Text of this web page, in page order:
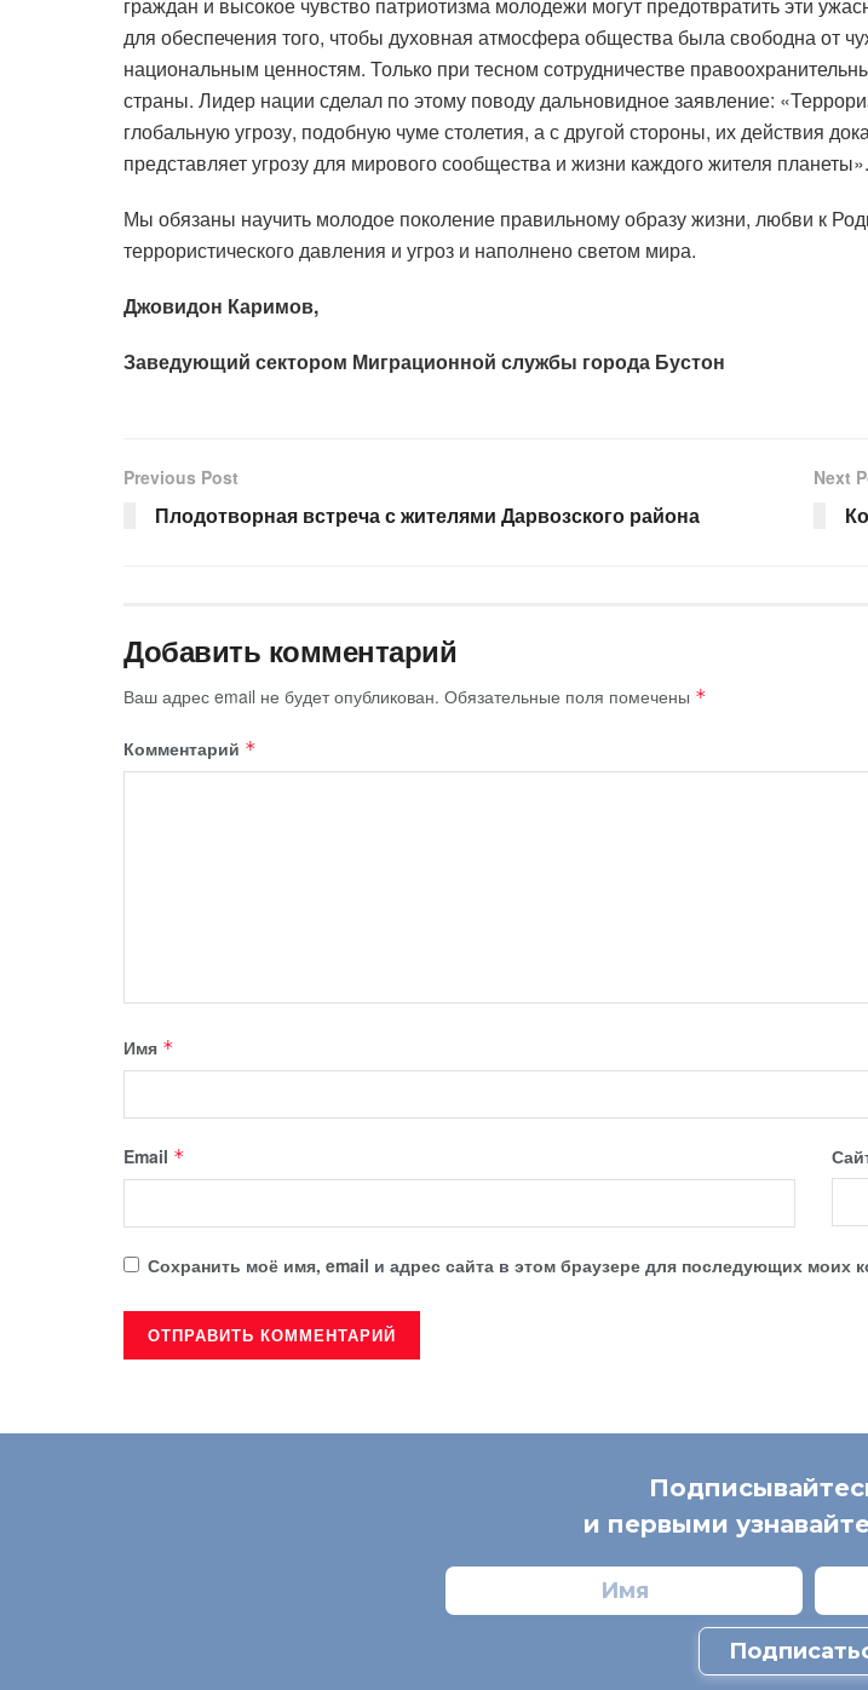
для обеспечения того, чтобы духовная атмосфера общества была свободна от
национальным ценностям. Только при тесном сотрудничестве
страны. Лидер нации сделал по этому поводу дальновидное заявление:
глобальную угрозу, подобную чуме столетия, а с другой стороны, их действия
представляет угрозу для мирового сообщества и жизни каждого жителя планеты».
Мы обязаны научить молодое поколение правильному образу жизни, любви к
террористического давления и угроз и наполнено светом мира.
Джовидон Каримов,
Заведующий сектором Миграционной службы города Бустон
Previous Post
Плодотворная встреча с жителями Дарвозского района
Next
Добавить комментарий
Ваш адрес email не будет опубликован. Обязательные поля помечены *
Комментарий *
Имя *
Email *
Сохранить моё имя, email и адрес сайта в этом браузере для последующих моих
и первыми